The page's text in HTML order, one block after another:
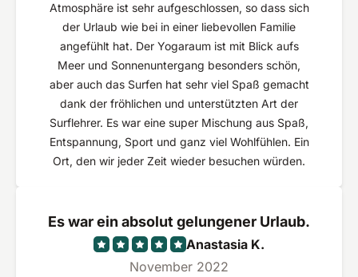
Atmosphäre ist sehr aufgeschlossen, so dass sich
der Urlaub wie bei in einer liebevollen Familie
angefühlt hat. Der Yogaraum ist mit Blick aufs
Meer und Sonnenuntergang besonders schön,
aber auch das Surfen hat sehr viel Spaß gemacht
dank der fröhlichen und unterstützten Art der
Surflehrer. Es war eine super Mischung aus Spaß,
Entspannung, Sport und ganz viel Wohlfühlen. Ein
Ort, den wir jeder Zeit wieder besuchen würden.
Es war ein absolut gelungener Urlaub.
Anastasia K.
November 2022